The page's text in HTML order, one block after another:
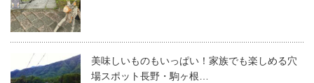
美味しいものもいっぱい！家族でも楽しめる穴
場スポット長野・駒ヶ根…